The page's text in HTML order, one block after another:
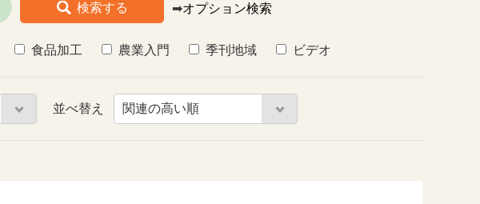
検索する ➡オプション検索
食品加工 農業入門 季刊地域 ビデオ
並べ替え